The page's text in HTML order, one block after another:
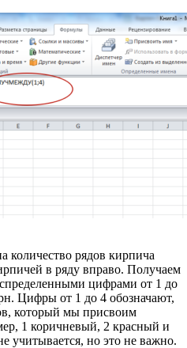
количество рядов кирпича
в ряду вправо. Получаем
цифрами от 1 до
Цифры от 1 до 4 обозначают,
который мы присвоим
1 коричневый, 2 красный и
учитывается, но это не важно.